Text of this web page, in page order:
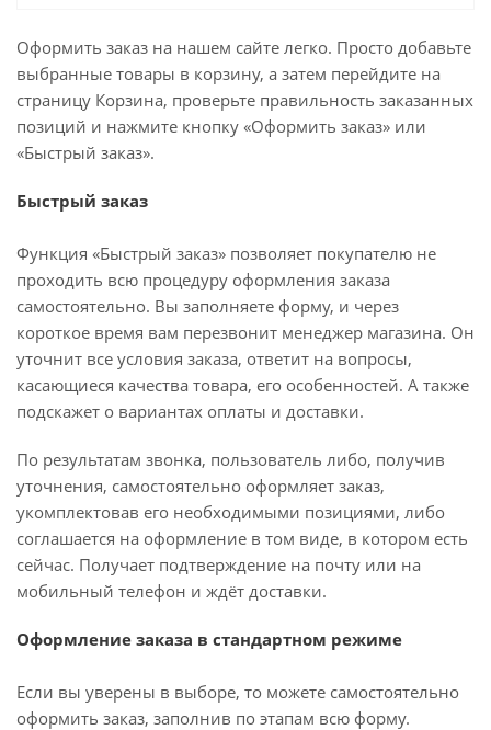
Оформить заказ на нашем сайте легко. Просто добавьте
выбранные товары в корзину, а затем перейдите на
страницу Корзина, проверьте правильность заказанных
позиций и нажмите кнопку «Оформить заказ» или
«Быстрый заказ».
Быстрый заказ
Функция «Быстрый заказ» позволяет покупателю не
проходить всю процедуру оформления заказа
самостоятельно. Вы заполняете форму, и через
короткое время вам перезвонит менеджер магазина. Он
уточнит все условия заказа, ответит на вопросы,
касающиеся качества товара, его особенностей. А также
подскажет о вариантах оплаты и доставки.
По результатам звонка, пользователь либо, получив
уточнения, самостоятельно оформляет заказ,
укомплектовав его необходимыми позициями, либо
соглашается на оформление в том виде, в котором есть
сейчас. Получает подтверждение на почту или на
мобильный телефон и ждёт доставки.
Оформление заказа в стандартном режиме
Если вы уверены в выборе, то можете самостоятельно
оформить заказ, заполнив по этапам всю форму.